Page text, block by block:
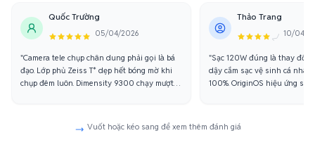
Quốc Trường
05/04/2026
"Camera tele chụp chân dung phải gọi là bá
đạo. Lớp phủ Zeiss T* dẹp hết bóng mờ khi
chụp đêm luôn. Dimensity 9300 chạy mượt
Thảo Trang
10/04/
"Sạc 120W đúng là thay đổi
dậy cắm sạc vệ sinh cá
100%. OriginOS hiệu ứng
Vuốt hoặc kéo sang để xem thêm đánh giá